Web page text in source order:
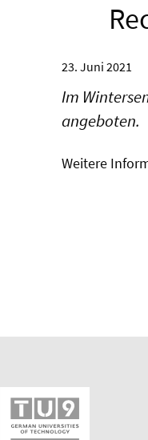
23. Juni 2021
Im
angeboten.
Weitere